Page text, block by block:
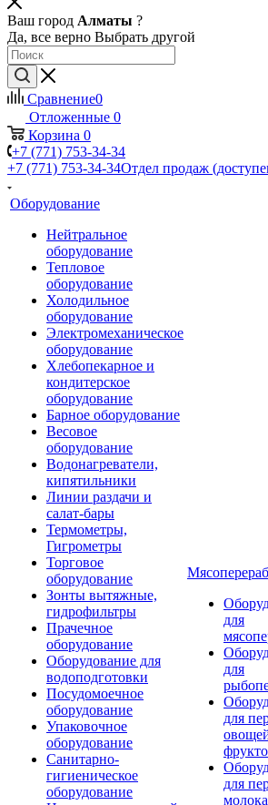
Ваш город Алматы ?
Да, все верно Выбрать другой
Сравнение0
Отложенные 0
Корзина 0
+7 (771) 753-34-34
+7 (771) 753-34-34Отдел продаж
Оборудование
Нейтральное
оборудование
Тепловое
оборудование
Холодильное
оборудование
Электромеханическое
оборудование
Хлебопекарное и
кондитерское
оборудование
Барное оборудование
Весовое
оборудование
Водонагреватели,
кипятильники
Линии раздачи и
салат-бары
Термометры,
Гигрометры
Торговое
оборудование
Зонты вытяжные,
гидрофильтры
Прачечное
оборудование
Оборудование для
водоподготовки
Посудомоечное
оборудование
Упаковочное
оборудование
Санитарно-
гигиеническое
оборудование
для
для
для
для
молока